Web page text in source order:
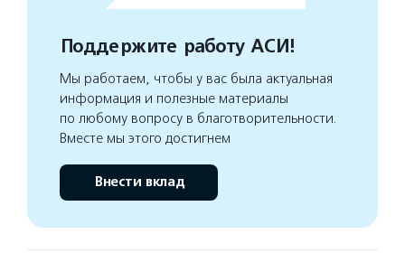
Поддержите работу АСИ!
Мы работаем, чтобы у вас была актуальная
информация и полезные материалы
по любому вопросу в благотворительности.
Вместе мы этого достигнем
Внести вклад